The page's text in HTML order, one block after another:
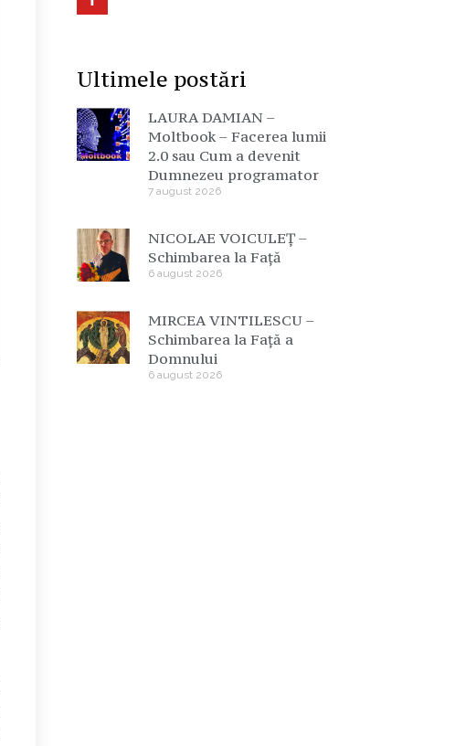
Ultimele postări
LAURA DAMIAN –
Moltbook – Facerea lumii
2.0 sau Cum a devenit
Dumnezeu programator
7 august 2026
NICOLAE VOICULEȚ –
Schimbarea la Față
6 august 2026
MIRCEA VINTILESCU –
Schimbarea la Față a
Domnului
6 august 2026